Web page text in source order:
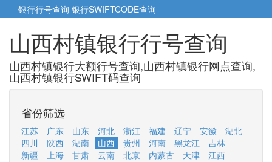
银行行号查询 银行SWIFTCODE查询
5cm小帮手5cm.cn
山西村镇银行行号查询
山西村镇银行大额行号查询,山西村镇银行网点查询,
山西村镇银行SWIFT码查询
省份筛选
江苏 广东 山东 河北 浙江 福建 辽宁 安徽
湖北
四川
陕西 湖南 山西 贵州 河南 黑龙江
吉林
新疆
上海 甘肃 云南 北京 内蒙古 天津
江西